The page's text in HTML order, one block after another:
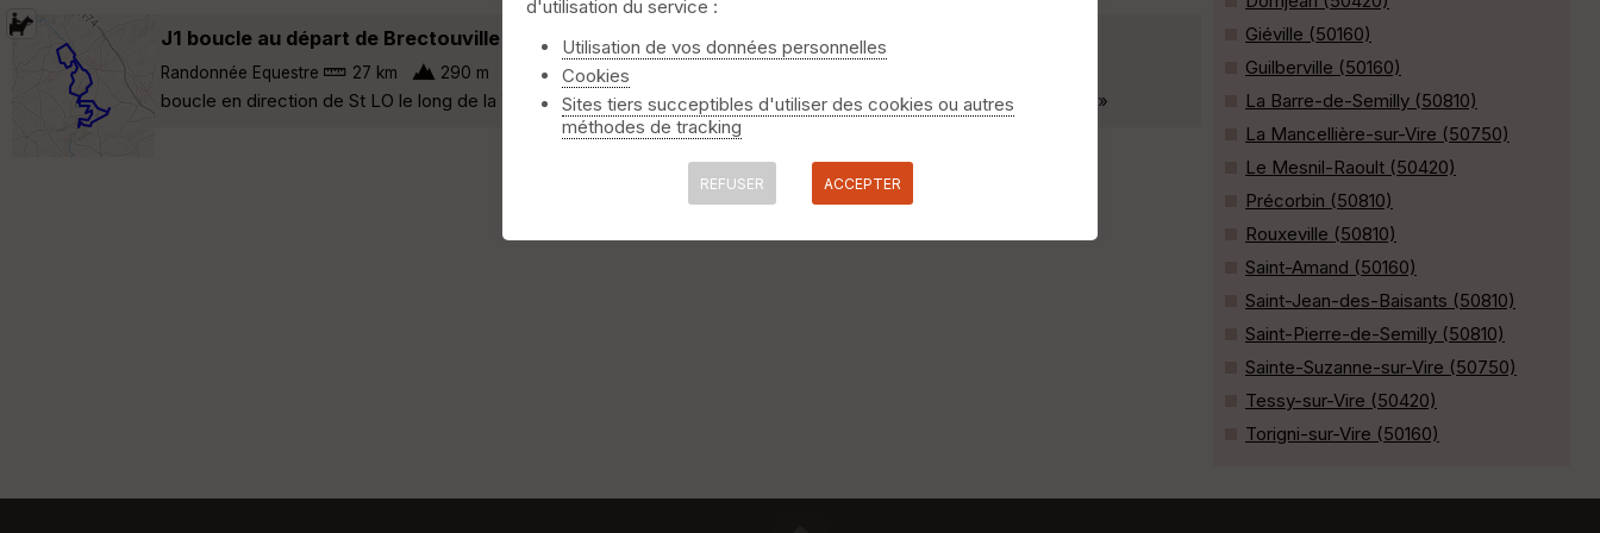
J1 boucle au départ de Brectouville Torigni-sur-Vire
Randonnée Equestre 27 km 290 m
boucle en direction de St LO le long de la Vire - 1ère étape de notre périple de la route des abbayes en Normandie »
Giéville (50160)
Guilberville (50160)
La Barre-de-Semilly (50810)
La Mancellière-sur-Vire (50750)
Le Mesnil-Raoult (50420)
Précorbin (50810)
Rouxeville (50810)
Saint-Amand (50160)
Saint-Jean-des-Baisants (50810)
Saint-Pierre-de-Semilly (50810)
Sainte-Suzanne-sur-Vire (50750)
Tessy-sur-Vire (50420)
Torigni-sur-Vire (50160)
d'utilisation du service :
Utilisation de vos données personnelles
Cookies
Sites tiers succeptibles d'utiliser des cookies ou autres
méthodes de tracking
REFUSER ACCEPTER